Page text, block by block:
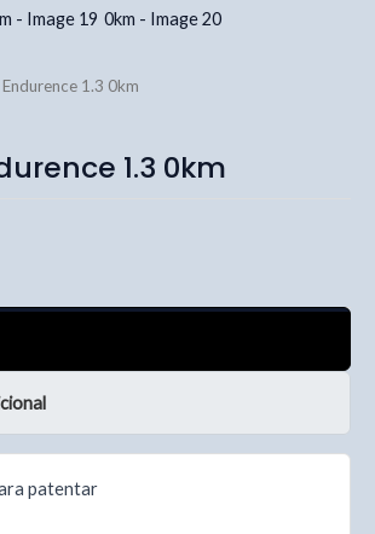
1.3 0km
1.3 0km
patentar